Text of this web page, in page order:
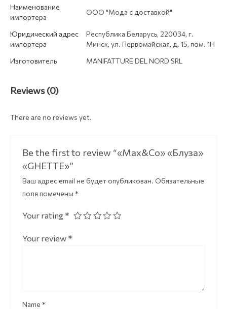
Наименование
импортера
ООО "Мода с доставкой"
Юридический адрес
импортера
Республика Беларусь, 220034, г.
Минск, ул. Первомайская, д. 15, пом. 1Н
Изготовитель
MANIFATTURE DEL NORD SRL
Reviews (0)
There are no reviews yet.
Be the first to review “«Max&Co» «Блуза»
«GHETTE»”
Ваш адрес email не будет опубликован. Обязательные
поля помечены *
Your rating *
Your review *
Name *